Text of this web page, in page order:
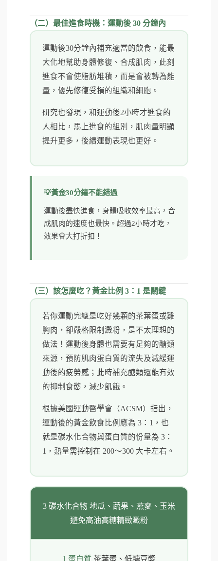
（二）最佳進食時機：運動後 30 分鐘內
運動後30分鐘內補充適當的飲食，能最
大化地幫助身體修復、合成肌肉，此刻
進食不會使脂肪堆積，而是會被轉為能
量，優先修復受損的組織和細胞。
研究也發現，和運動後2小時才進食的
人相比，馬上進食的組別，肌肉量明顯
提升更多，後續運動表現也更好。
黃金30分鐘不能錯過
運動後盡快進食，身體吸收效率最高，合
成肌肉的速度也最快。超過2小時才吃，
效果會大打折扣！
（三）該怎麼吃？黃金比例 3：1 是關鍵
若你運動完總是吃好幾顆的茶葉蛋或雞
胸肉，卻嚴格限制澱粉，是不太理想的
做法！運動後身體也需要有足夠的醣類
來源，預防肌肉蛋白質的流失及減緩運
動後的疲勞感；此時補充醣類還能有效
的抑制食慾，減少飢餓。
根據美國運動醫學會（ACSM）指出，
運動後的黃金飲食比例應為 3：1，也
就是碳水化合物與蛋白質的份量為 3：
1，熱量需控制在 200～300 大卡左右。
3 碳水化合物 地瓜、蔬果、燕麥、玉米
避免高油高糖精緻澱粉
1 蛋白質 茶葉蛋、低糖豆漿